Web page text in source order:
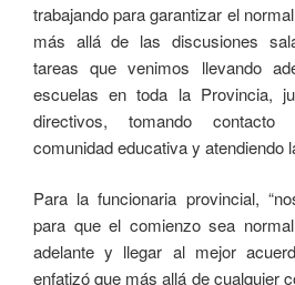
trabajando para garantizar el
más allá de las discusiones
tareas que venimos llevando
escuelas en toda la Provincia,
directivos, tomando
comunidad educativa y atendiendo
Para la funcionaria provincial,
para que el comienzo sea
adelante y llegar al mejor
enfatizó que más allá de cualquier